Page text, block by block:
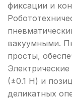
фиксации и
вакуумными.
просты,
(±0.1 Н) и
деликатных